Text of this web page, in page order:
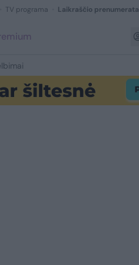
TV programa Laikraščio prenumerata